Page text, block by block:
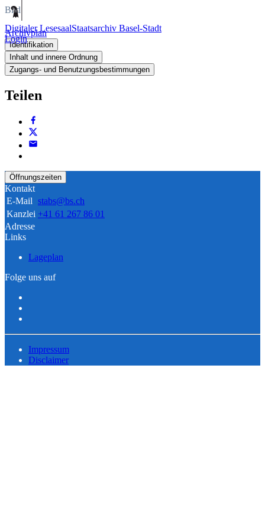
Digitaler LesesaalStaatsarchiv Basel-Stadt
Login
Bild
Archivplan
Identifikation
Inhalt und innere Ordnung
Zugangs- und Benutzungsbestimmungen
Teilen
Öffnungszeiten
Kontakt
E-Mail stabs@bs.ch
Kanzlei +41 61 267 86 01
Adresse
Links
Lageplan
Folge uns auf
Impressum
Disclaimer